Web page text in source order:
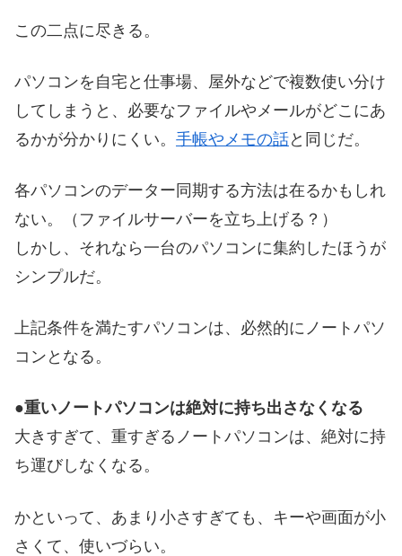
この二点に尽きる。
パソコンを自宅と仕事場、屋外などで複数使い分け
してしまうと、必要なファイルやメールがどこにあ
るかが分かりにくい。 手帳やメモの話と同じだ。
各パソコンのデーター同期する方法は在るかもしれ
ない。（ファイルサーバーを立ち上げる？）
しかし、それなら一台のパソコンに集約したほうが
シンプルだ。
上記条件を満たすパソコンは、必然的にノートパソ
コンとなる。
●重いノートパソコンは絶対に持ち出さなくなる
大きすぎて、重すぎるノートパソコンは、絶対に持
ち運びしなくなる。
かといって、あまり小さすぎても、キーや画面が小
さくて、使いづらい。